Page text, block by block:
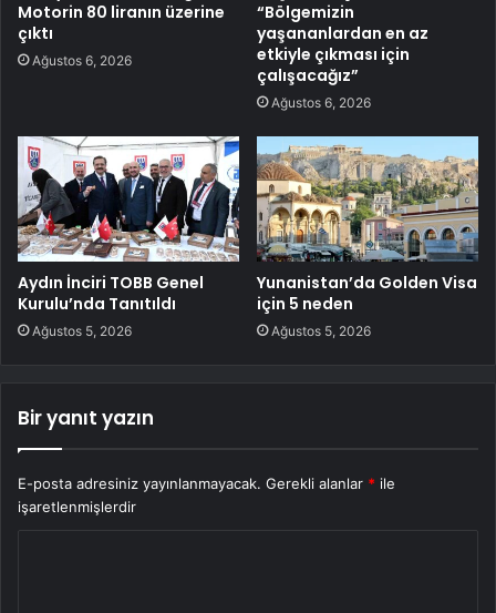
Motorin 80 liranın üzerine
çıktı
Ağustos 6, 2026
“Bölgemizin
yaşananlardan en az
etkiyle çıkması için
çalışacağız”
Ağustos 6, 2026
Aydın İnciri TOBB Genel
Kurulu’nda Tanıtıldı
Ağustos 5, 2026
Yunanistan’da Golden Visa
için 5 neden
Ağustos 5, 2026
Bir yanıt yazın
E-posta adresiniz yayınlanmayacak. Gerekli alanlar * ile
işaretlenmişlerdir